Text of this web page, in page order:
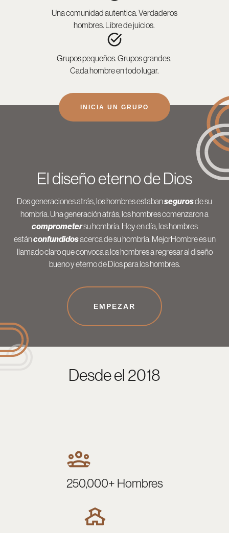
Una comunidad autentica. Verdaderos
hombres. Libre de juicios.
Grupos pequeños. Grupos grandes.
Cada hombre en todo lugar.
INICIA UN GRUPO
El diseño eterno de Dios
Dos generaciones atrás, los hombres estabansegurosde su
hombría. Una generación atrás, los hombres comenzaron a
comprometersu hombría. Hoy en día, los hombres
estánconfundidosacerca de su hombría. MejorHombre es un
llamado claro que convoca a los hombres a regresar al diseño
bueno y eterno de Dios para los hombres.
EMPEZAR
Desde el 2018
250,000+ Hombres